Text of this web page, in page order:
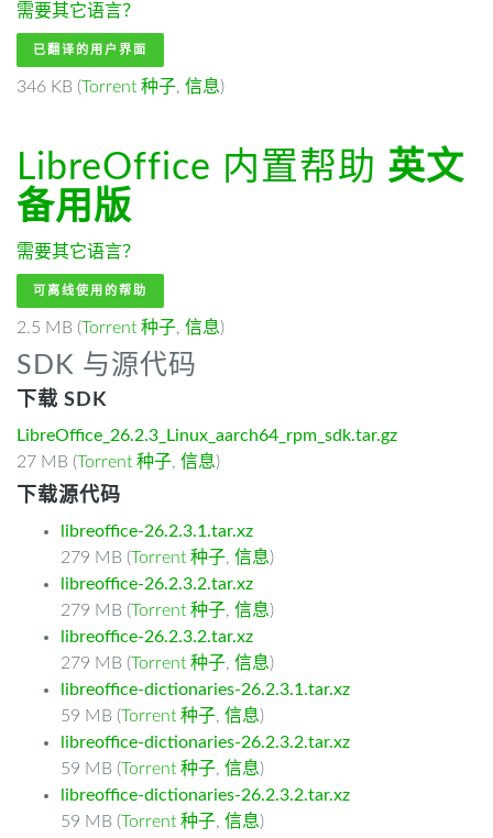
需要其它语言？
已翻译的用户界面
346 KB (Torrent 种子, 信息)
LibreOffice 内置帮助 英文
备用版
需要其它语言？
可离线使用的帮助
2.5 MB (Torrent 种子, 信息)
SDK 与源代码
下载 SDK
LibreOffice_26.2.3_Linux_aarch64_rpm_sdk.tar.gz
27 MB (Torrent 种子, 信息)
下载源代码
libreoffice-26.2.3.1.tar.xz
279 MB (Torrent 种子, 信息)
libreoffice-26.2.3.2.tar.xz
279 MB (Torrent 种子, 信息)
libreoffice-26.2.3.2.tar.xz
279 MB (Torrent 种子, 信息)
libreoffice-dictionaries-26.2.3.1.tar.xz
59 MB (Torrent 种子, 信息)
libreoffice-dictionaries-26.2.3.2.tar.xz
59 MB (Torrent 种子, 信息)
libreoffice-dictionaries-26.2.3.2.tar.xz
59 MB (Torrent 种子, 信息)